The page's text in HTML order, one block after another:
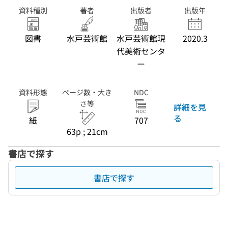
資料種別
図書
著者
水戸芸術館
出版者
水戸芸術館現
代美術センタ
ー
出版年
2020.3
資料形態
紙
ページ数・大き
さ等
63p ; 21cm
NDC
707
詳細を見
る
書店で探す
書店で探す